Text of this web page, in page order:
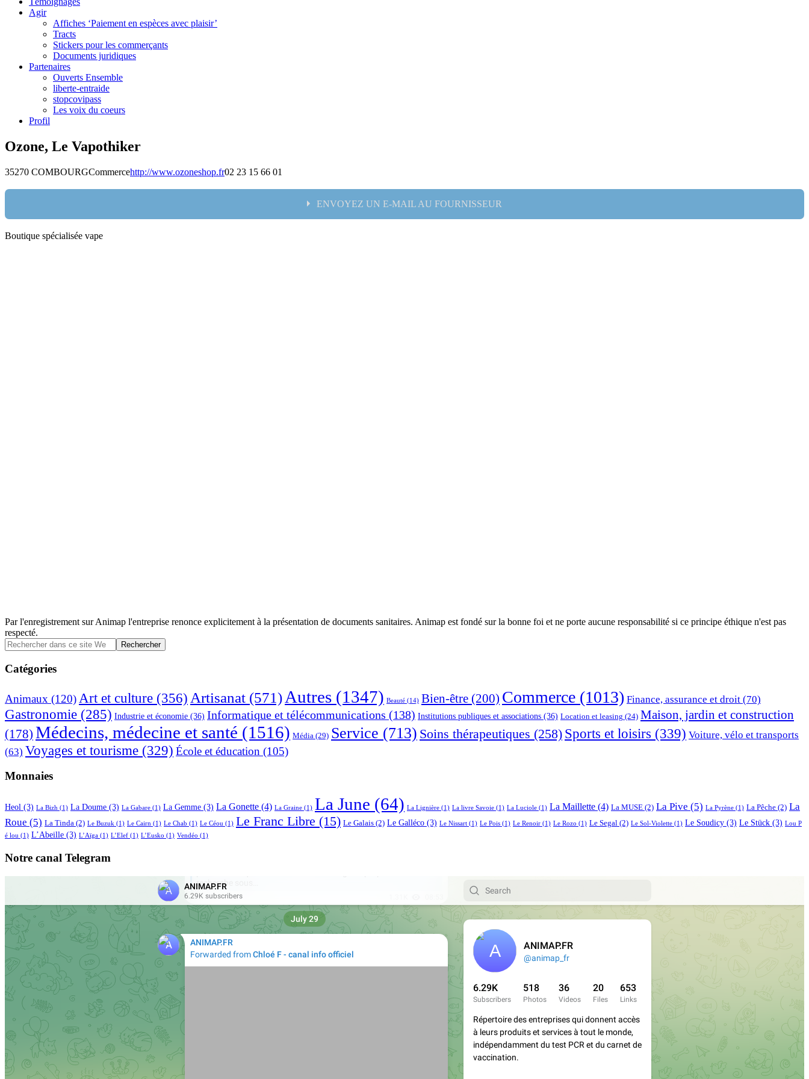
Agir
Affiches ‘Paiement en espèces avec plaisir’
Tracts
Stickers pour les commerçants
Documents juridiques
Partenaires
Ouverts Ensemble
liberte-entraide
stopcovipass
Les voix du coeurs
Profil
Ozone, Le Vapothiker
35270 COMBOURGCommercehttp://www.ozoneshop.fr02 23 15 66 01
ENVOYEZ UN E-MAIL AU FOURNISSEUR
Nom:
Boutique spécialisée vape
Par l'enregistrement sur Animap l'entreprise renonce explicitement à la présentation de documents sanitaires. Animap est fondé sur la bonne foi et ne porte aucune responsabilité si ce principe éthique n'est pas
respecté.
Barre
latérale
principale
Rechercher
dans
ce
site
Catégories
Animaux (120) Art et culture (356) Artisanat (571) Autres (1347) Beauté (14) Bien-être (200) Commerce (1013) Finance, assurance et droit (70)
Gastronomie (285) Industrie et économie (36) Informatique et télécommunications (138) Institutions publiques et associations (36) Location et leasing (24) Maison, jardin et construction
(178) Médecins, médecine et santé (1516) Média (29) Service (713) Soins thérapeutiques (258) Sports et loisirs (339) Voiture, vélo et transports
(63) Voyages et tourisme (329) École et éducation (105)
Monnaies
Heol (3) La Bizh (1) La Doume (3) La Gabare (1) La Gemme (3) La Gonette (4) La Graine (1) La June (64) La Lignière (1) La livre Savoie (1) La Luciole (1) La Maillette (4) La MUSE (2) La Pive (5) La Pyrène (1) La Pêche (2) La
Roue (5) La Tinda (2) Le Buzuk (1) Le Cairn (1) Le Chab (1) Le Céou (1) Le Franc Libre (15) Le Galais (2) Le Galléco (3) Le Nissart (1) Le Pois (1) Le Renoir (1) Le Rozo (1) Le Segal (2) Le Sol-Violette (1) Le Soudicy (3) Le Stück (3) Lou P
é lou (1) L’Abeille (3) L’Aïga (1) L’Elef (1) L’Eusko (1) Vendéo (1)
Notre canal Telegram